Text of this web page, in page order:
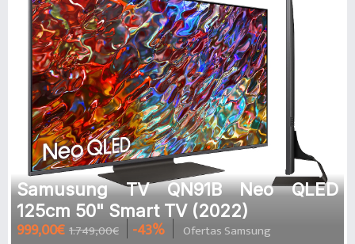
Samusung TV QN91B Neo QLED
125cm 50" Smart TV (2022)
999,00€ 1.749,00€ -43% Ofertas Samsung